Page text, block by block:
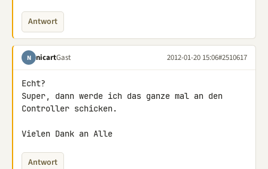
Antwort
N nicartGast 2012-01-20 15:06#2510617
Echt?
Super, dann werde ich das ganze mal an den
Controller schicken.
Vielen Dank an Alle
Antwort